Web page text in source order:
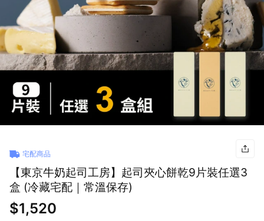
宅配商品
【東京牛奶起司工房】起司夾心餅乾9片裝任選3
盒 (冷藏宅配｜常溫保存)
$1,520